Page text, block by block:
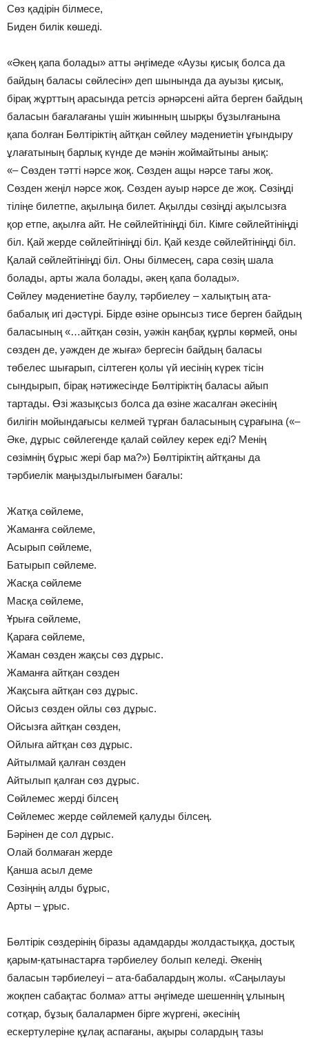
Сөз қадірін білмесе,
Биден билік көшеді.
«Әкең қапа болады» атты әңгімеде «Аузы қисық болса да
байдың баласы сөйлесін» деп шынында да ауызы қисық,
бірақ жұрттың арасында ретсіз әрнәрсені айта берген байдың
баласын бағалағаны үшін жиынның шырқы бұзылғанына
қапа болған Бөлтіріктің айтқан сөйлеу мәдениетін ұғындыру
ұлағатының барлық күнде де мәнін жоймайтыны анық:
«– Сөзден тәтті нәрсе жоқ. Сөзден ащы нәрсе тағы жоқ.
Сөзден жеңіл нәрсе жоқ. Сөзден ауыр нәрсе де жоқ. Сөзіңді
тіліңе билетпе, ақылыңа билет. Ақылды сөзіңді ақылсызға
қор етпе, ақылға айт. Не сөйлейтініңді біл. Кімге сөйлейтініңді
біл. Қай жерде сөйлейтініңді біл. Қай кезде сөйлейтініңді біл.
Қалай сөйлейтініңді біл. Оны білмесең, сара сөзің шала
болады, арты жала болады, әкең қапа болады».
Сөйлеу мәдениетіне баулу, тәрбиелеу – халықтың ата-
бабалық игі дәстүрі. Бірде өзіне орынсыз тисе берген байдың
баласының «…айтқан сөзін, уәжін каңбақ құрлы көрмей, оны
сөзден де, уәжден де жыға» бергесін байдың баласы
төбелес шығарып, сілтеген қолы үй иесінің күрек тісін
сындырып, бірақ нәтижесінде Бөлтіріктің баласы айып
тартады. Өзі жазықсыз болса да өзіне жасалған әкесінің
билігін мойындағысы келмей тұрған баласының сұрағына («–
Әке, дұрыс сөйлегенде қалай сөйлеу керек еді? Менің
сөзімнің бұрыс жері бар ма?») Бөлтіріктің айтқаны да
тәрбиелік маңыздылығымен бағалы:
Жатқа сөйлеме,
Жаманға сөйлеме,
Асырып сөйлеме,
Батырып сөйлеме.
Жасқа сөйлеме
Масқа сөйлеме,
Ұрыға сөйлеме,
Қараға сөйлеме,
Жаман сөзден жақсы сөз дұрыс.
Жаманға айтқан сөзден
Жақсыға айтқан сөз дұрыс.
Ойсыз сөзден ойлы сөз дұрыс.
Ойсызға айтқан сөзден,
Ойлыға айтқан сөз дұрыс.
Айтылмай қалған сөзден
Айтылып қалған сөз дұрыс.
Сөйлемес жерді білсең
Сөйлемес жерде сөйлемей қалуды білсең.
Бәрінен де сол дұрыс.
Олай болмаған жерде
Қанша асыл деме
Сөзіңнің алды бұрыс,
Арты – ұрыс.
Бөлтірік сөздерінің біразы адамдарды жолдастыққа, достық
қарым-қатынастарға тәрбиелеу болып келеді. Әкенің
баласын тәрбиелеуі – ата-бабалардың жолы. «Саңылауы
жоқпен сабақтас болма» атты әңгімеде шешеннің ұлының
сотқар, бұзық балалармен бірге жүргені, әкесінің
ескертулеріне құлақ аспағаны, ақыры солардың тазы